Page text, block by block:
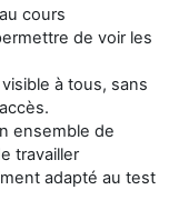
cours
de voir les
à tous, sans
ensemble de
travailler
adapté au test